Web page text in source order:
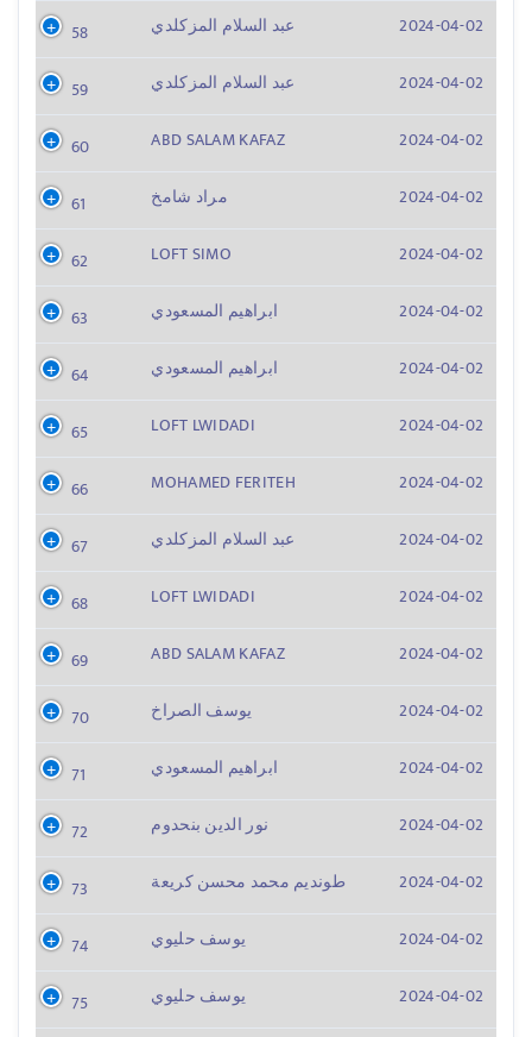
58 عبد السلام المزكلدي 2024-04-02
59 عبد السلام المزكلدي 2024-04-02
60 ABD SALAM KAFAZ 2024-04-02
61 مراد شامخ 2024-04-02
62 LOFT SIMO 2024-04-02
63 ابراهيم المسعودي 2024-04-02
64 ابراهيم المسعودي 2024-04-02
65 LOFT LWIDADI 2024-04-02
66 MOHAMED FERITEH 2024-04-02
67 عبد السلام المزكلدي 2024-04-02
68 LOFT LWIDADI 2024-04-02
69 ABD SALAM KAFAZ 2024-04-02
70 يوسف الصراخ 2024-04-02
71 ابراهيم المسعودي 2024-04-02
72 نور الدين بنحدوم 2024-04-02
73 طونديم محمد محسن كريعة 2024-04-02
74 يوسف حليوي 2024-04-02
75 يوسف حليوي 2024-04-02